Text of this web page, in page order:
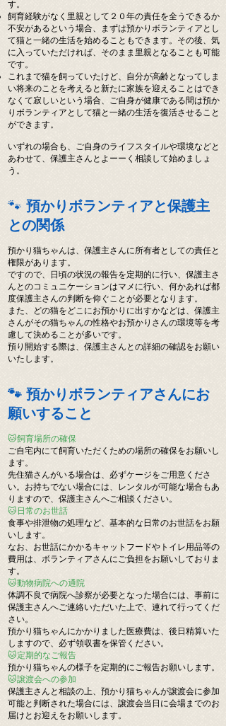
す。
飼育経験がなく里親として２０年の責任を全うできるか
不安があるという場合、まずは預かりボランティアとし
て猫と一緒の生活を始めることもできます。その後、気
に入っていただければ、そのまま里親となることも可能
です。
これまで猫を飼っていたけど、自分が高齢となってしま
い将来のことを考えると新たに家族を迎えることはでき
なくて寂しいという場合、ご自身が健康である間は預か
りボランティアとして猫と一緒の生活を復活させること
ができます。
いずれの場合も、ご自身のライフスタイルや環境などと
あわせて、 保護主さんとよーーく相談して始めましょ
う。
🐾 預かりボランティアと保護主
との関係
預かり猫ちゃんは、保護主さんに所有者としての責任と
権限があります。
ですので、日頃の状況の報告を定期的に行い、保護主さ
んとのコミュニケーションはマメに行い、何かあれば都
度保護主さんの判断を仰ぐことが必要となります。
また、どの猫をどこにお預かりに出すかなどは、保護主
さんがその猫ちゃんの性格やお預かりさんの環境等を考
慮して決めることが多いです。
預り開始する際は、保護主さんとの詳細の確認をお願い
いたします。
🐾 預かりボランティアさんにお
願いすること
🐱飼育場所の確保
ご自宅内にて飼育いただくための場所の確保をお願いし
ます。
先住猫さんがいる場合は、必ずケージをご用意くださ
い。お持ちでない場合には、レンタルが可能な場合もあ
りますので、保護主さんへご相談ください。
🐱日常のお世話
食事や排泄物の処理など、基本的な日常のお世話をお願
いします。
なお、お世話にかかるキャットフードやトイレ用品等の
費用は、ボランティアさんにご負担をお願いしておりま
す。
🐱動物病院への通院
体調不良で病院へ診察が必要となった場合には、事前に
保護主さんへご連絡いただいた上で、連れて行ってくだ
さい。
預かり猫ちゃんにかかりました医療費は、後日精算いた
しますので、必ず領収書を保管ください。
🐱定期的なご報告
預かり猫ちゃんの様子を定期的にご報告お願いします。
🐱譲渡会への参加
保護主さんと相談の上、預かり猫ちゃんが譲渡会に参加
可能と判断された場合には、譲渡会当日に会場までのお
届けとお迎えをお願いします。